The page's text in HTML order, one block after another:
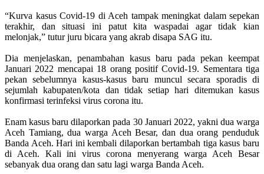
“Kurva kasus Covid-19 di Aceh tampak meningkat dalam sepekan
terakhir, dan situasi ini patut kita waspadai agar tidak kian
melonjak,” tutur juru bicara yang akrab disapa SAG itu.
Dia menjelaskan, penambahan kasus baru pada pekan keempat
Januari 2022 mencapai 18 orang positif Covid-19. Sementara tiga
pekan sebelumnya kasus-kasus baru muncul secara sporadis di
sejumlah kabupaten/kota dan tidak setiap hari ditemukan kasus
konfirmasi terinfeksi virus corona itu.
Enam kasus baru dilaporkan pada 30 Januari 2022, yakni dua warga
Aceh Tamiang, dua warga Aceh Besar, dan dua orang penduduk
Banda Aceh. Hari ini kembali dilaporkan bertambah tiga kasus baru
di Aceh. Kali ini virus corona menyerang warga Aceh Besar
sebanyak dua orang dan satu lagi warga Banda Aceh.